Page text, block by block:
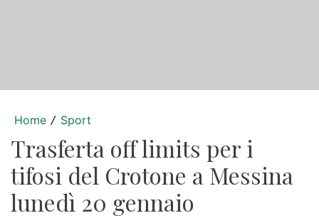
Home / Sport
Trasferta off limits per i
tifosi del Crotone a Messina
lunedì 20 gennaio